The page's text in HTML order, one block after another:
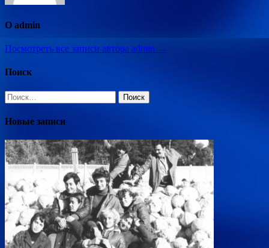
О admin
Посмотреть все записи автора admin →
Поиск
Найти:
Новые записи